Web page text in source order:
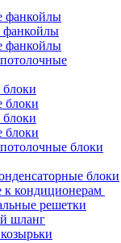
фанкойлы
фанкойлы
фанкойлы
блоки
блоки
блоки
блоки
блоки
кондиционерам
решетки
шланг